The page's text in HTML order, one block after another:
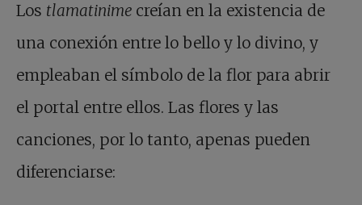
Los tlamatinime creían en la existencia de
una conexión entre lo bello y lo divino, y
empleaban el símbolo de la flor para abrir
el portal entre ellos. Las flores y las
canciones, por lo tanto, apenas pueden
diferenciarse: